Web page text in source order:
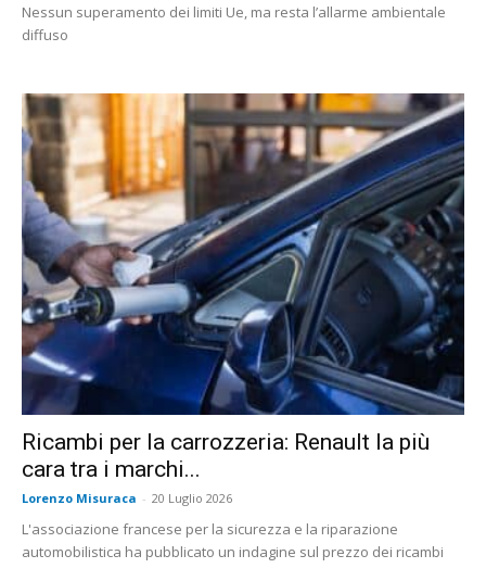
Nessun superamento dei limiti Ue, ma resta l’allarme ambientale
diffuso
Ricambi per la carrozzeria: Renault la più
cara tra i marchi...
Lorenzo Misuraca - 20 Luglio 2026
L'associazione francese per la sicurezza e la riparazione
automobilistica ha pubblicato un indagine sul prezzo dei ricambi